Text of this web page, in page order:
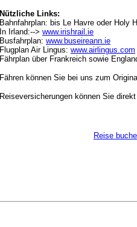
Nützliche Links:
Bahnfahrplan: bis Le Havre oder Holy
In Irland:--> www.irishrail.ie
Busfahrplan: www.buseireann.ie
Flugplan Air Lingus: www.airlingus.com
Fährplan über Frankreich sowie
Fähren können Sie bei uns zum
Reiseversicherungen können Sie
Reise